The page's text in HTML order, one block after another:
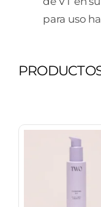
para uso